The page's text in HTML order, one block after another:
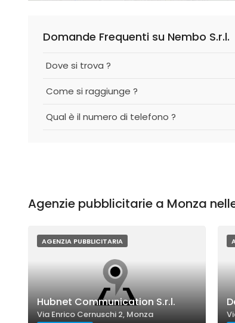
Domande Frequenti su Nembo S.r.l.
Dove si trova ?
Come si raggiunge ?
Qual è il numero di telefono ?
Agenzie pubblicitarie a Monza
AGENZIA PUBBLICITARIA
Hubnet Communication S.r.l.
Via Enrico Cernuschi 2, Monza